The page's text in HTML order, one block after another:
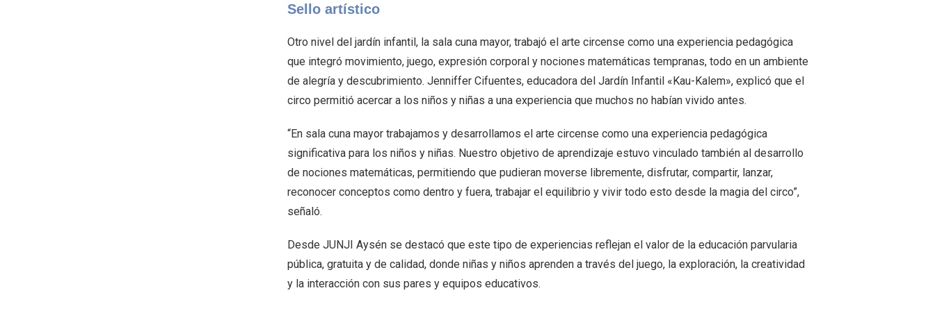
Sello artístico
Otro nivel del jardín infantil, la sala cuna mayor, trabajó el arte circense como una experiencia pedagógica
que integró movimiento, juego, expresión corporal y nociones matemáticas tempranas, todo en un ambiente
de alegría y descubrimiento. Jenniffer Cifuentes, educadora del Jardín Infantil «Kau-Kalem», explicó que el
circo permitió acercar a los niños y niñas a una experiencia que muchos no habían vivido antes.
“En sala cuna mayor trabajamos y desarrollamos el arte circense como una experiencia pedagógica
significativa para los niños y niñas. Nuestro objetivo de aprendizaje estuvo vinculado también al desarrollo
de nociones matemáticas, permitiendo que pudieran moverse libremente, disfrutar, compartir, lanzar,
reconocer conceptos como dentro y fuera, trabajar el equilibrio y vivir todo esto desde la magia del circo”,
señaló.
Desde JUNJI Aysén se destacó que este tipo de experiencias reflejan el valor de la educación parvularia
pública, gratuita y de calidad, donde niñas y niños aprenden a través del juego, la exploración, la creatividad
y la interacción con sus pares y equipos educativos.